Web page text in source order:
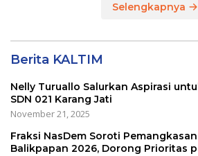
Selengkapnya
Berita KALTIM
Nelly Turuallo Salurkan Aspirasi
SDN 021 Karang Jati
November 21, 2025
Fraksi NasDem Soroti
Balikpapan 2026, Dorong Prioritas